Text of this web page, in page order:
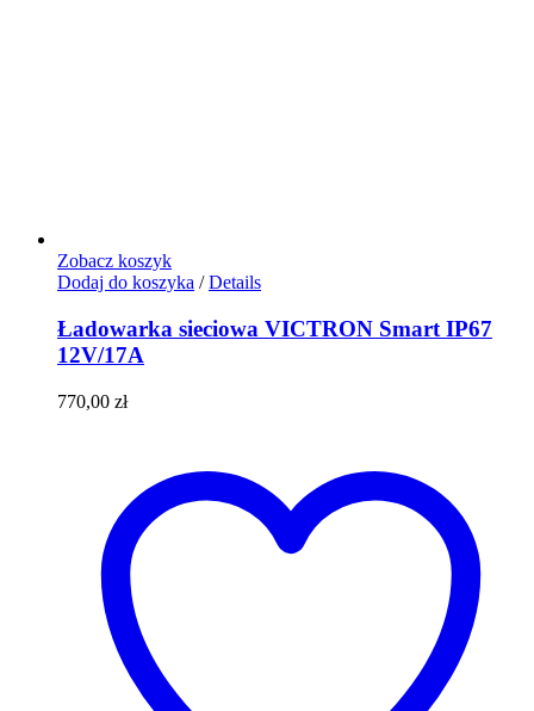
Zobacz koszyk
Dodaj do koszyka / Details
Ładowarka sieciowa VICTRON Smart IP67
12V/17A
770,00 zł